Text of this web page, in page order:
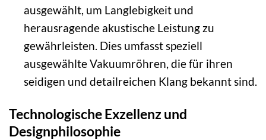
ausgewählt, um Langlebigkeit und
herausragende akustische Leistung zu
gewährleisten. Dies umfasst speziell
ausgewählte Vakuumröhren, die für ihren
seidigen und detailreichen Klang bekannt sind.
Technologische Exzellenz und
Designphilosophie